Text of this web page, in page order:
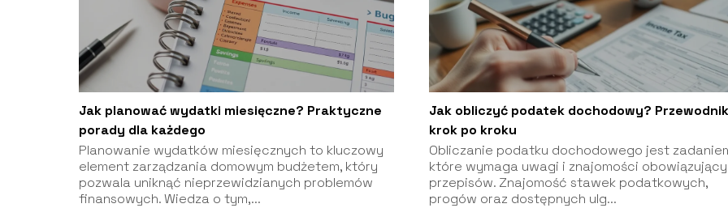
Jak planować wydatki miesięczne? Praktyczne
porady dla każdego
Planowanie wydatków miesięcznych to kluczowy
element zarządzania domowym budżetem, który
pozwala uniknąć nieprzewidzianych problemów
finansowych. Wiedza o tym,...
Jak obliczyć podatek dochodowy?
krok po kroku
Obliczanie podatku dochodowego jest
które wymaga uwagi i znajomości
przepisów. Znajomość stawek podatkowych,
progów oraz dostępnych ulg...